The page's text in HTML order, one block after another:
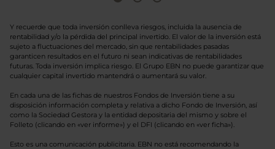
Y recuerde que toda inversión conlleva riesgos, incluida la ausencia de
rentabilidad y/o la pérdida del principal invertido. El valor de la inversión está
sujeto a fluctuaciones del mercado, sin que rentabilidades pasadas
garanticen resultados en el futuro ni sean indicativas de rentabilidades
futuras. Toda inversión implica riesgo. El Grupo EBN no puede garantizar que
cualquier capital invertido mantendrá o aumentará su valor.
En cada una de las fichas de nuestros Fondos de Inversión tiene a su
disposición información completa y relativa a dicho Fondo de Inversión, así
como la Sociedad Gestora y la entidad depositaria del mismo y sobre el
Folleto (clicando en «ver informe») y el DFI (clicando en «ver ficha»).
Esto es una comunicación publicitaria. EBN no está recomendando la